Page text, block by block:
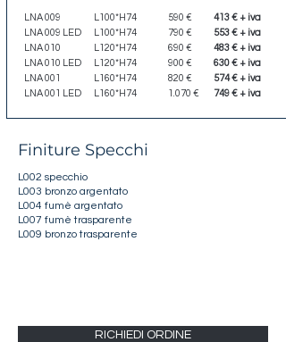
LNA 009
LNA 009 LED
LNA 010
LNA 010 LED
LNA 001
LNA 001 LED
L100*H74
L100*H74
L120*H74
L120*H74
L160*H74
L160*H74
590 €
790 €
690 €
900 €
820 €
1.070 €
413 € + iva
553 € + iva
483 € + iva
630 € + iva
574 € + iva
749 € + iva
Finiture Specchi
L002 specchio
L003 bronzo argentato
L004 fumè argentato
L007 fumè trasparente
L009 bronzo trasparente
RICHIEDI ORDINE